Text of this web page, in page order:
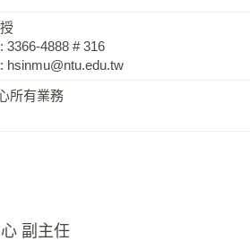
3366-4888 # 316
hsinmu@ntu.edu.tw
所有業務
副主任